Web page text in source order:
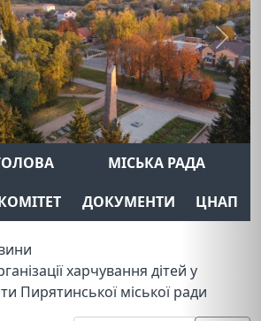
Next
МІСЬКА РАДА
ДОКУМЕНТИ ЦНАП
харчування дітей у
Пирятинської міської ради